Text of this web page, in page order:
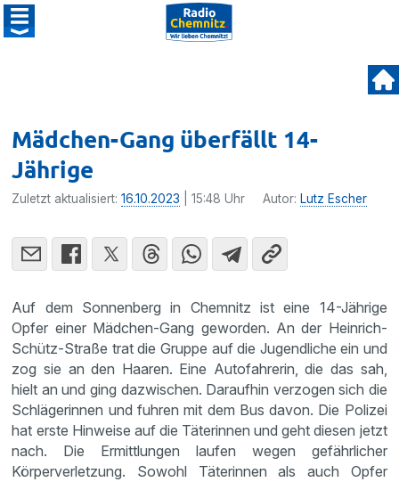
Mädchen-Gang überfällt 14-
Jährige
Zuletzt aktualisiert:16.10.2023 | 15:48 Uhr Autor: Lutz Escher
Auf dem Sonnenberg in Chemnitz ist eine 14-Jährige
Opfer einer Mädchen-Gang geworden. An der Heinrich-
Schütz-Straße trat die Gruppe auf die Jugendliche ein und
zog sie an den Haaren. Eine Autofahrerin, die das sah,
hielt an und ging dazwischen. Daraufhin verzogen sich die
Schlägerinnen und fuhren mit dem Bus davon. Die Polizei
hat erste Hinweise auf die Täterinnen und geht diesen jetzt
nach. Die Ermittlungen laufen wegen gefährlicher
Körperverletzung. Sowohl Täterinnen als auch Opfer